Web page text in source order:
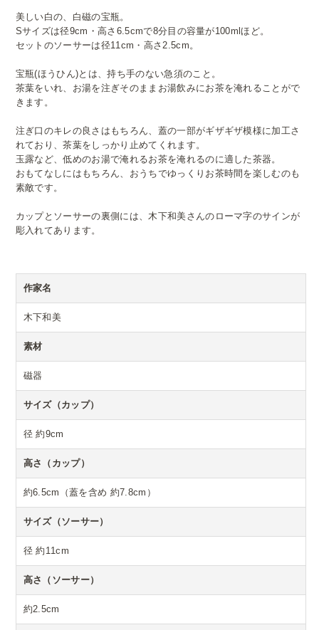
美しい白の、白磁の宝瓶。
Sサイズは径9cm・高さ6.5cmで8分目の容量が100mlほど。
セットのソーサーは径11cm・高さ2.5cm。
宝瓶(ほうひん)とは、持ち手のない急須のこと。
茶葉をいれ、お湯を注ぎそのままお湯飲みにお茶を淹れることがで
きます。
注ぎ口のキレの良さはもちろん、蓋の一部がギザギザ模様に加工さ
れており、茶葉をしっかり止めてくれます。
玉露など、低めのお湯で淹れるお茶を淹れるのに適した茶器。
おもてなしにはもちろん、おうちでゆっくりお茶時間を楽しむのも
素敵です。
カップとソーサーの裏側には、木下和美さんのローマ字のサインが
彫入れてあります。
作家名
木下和美
素材
磁器
サイズ（カップ）
径 約9cm
高さ（カップ）
約6.5cm（蓋を含め 約7.8cm）
サイズ（ソーサー）
径 約11cm
高さ（ソーサー）
約2.5cm